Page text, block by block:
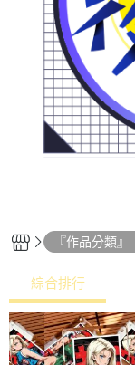
『作品分類』
綜合排行